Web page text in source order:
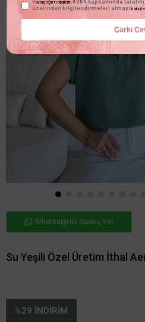
Whatsapp ile Sipariş Ver
Su Yeşili Özel Üretim İthal
%29 İNDIRIM
Paylaştığım bilgilerin KVKK kapsamında
üzerinden bilgilendirmeleri almayı kabul
Çarkı